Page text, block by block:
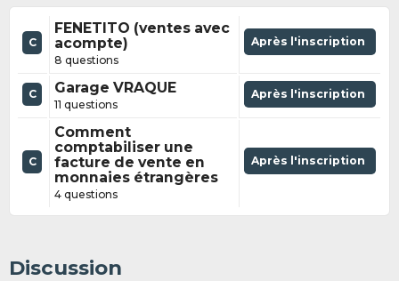
C
FENETITO (ventes avec
acompte)
8 questions
Après l'inscription
C Garage VRAQUE
11 questions
Après l'inscription
C
Comment
comptabiliser une
facture de vente en
monnaies étrangères
4 questions
Après l'inscription
Discussion